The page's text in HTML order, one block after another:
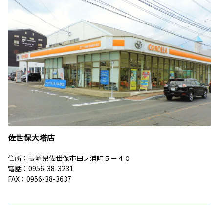
佐世保大塔店
住所：長崎県佐世保市田ノ浦町５－４０
電話： 0956-38-3231
FAX：0956-38-3637